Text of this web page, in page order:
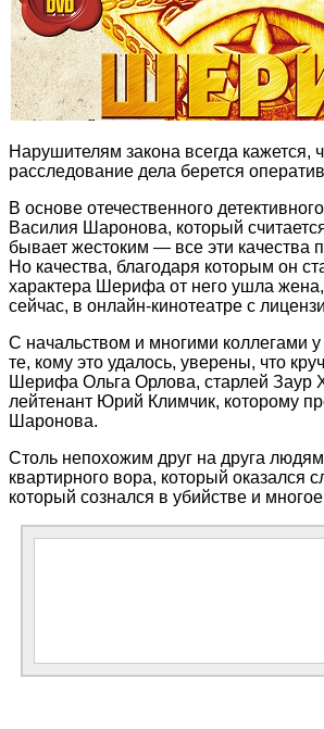
Нарушителям закона всегда кажется,
расследование дела берется
В основе отечественного
Василия Шаронова, который
бывает жестоким — все эти качества
Но качества, благодаря которым он
характера Шерифа от него ушла
сейчас, в онлайн-кинотеатре с
С начальством и многими коллегами
те, кому это удалось, уверены, что
Шерифа Ольга Орлова, старлей Заур
лейтенант Юрий Климчик, которому
Шаронова.
Столь непохожим друг на друга
квартирного вора, который оказался
который сознался в убийстве и